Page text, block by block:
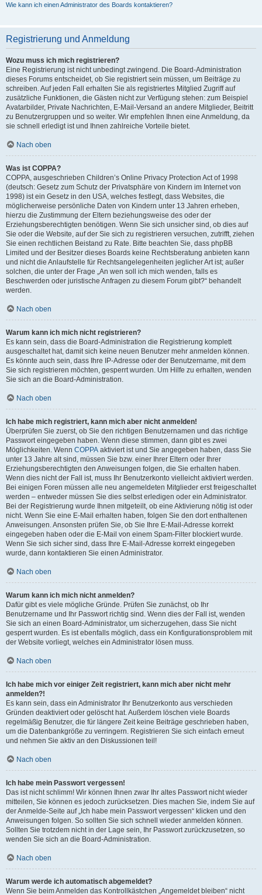
Wie kann ich einen Administrator des Boards kontaktieren?
Registrierung und Anmeldung
Wozu muss ich mich registrieren?
Eine Registrierung ist nicht unbedingt zwingend. Die Board-Administration
dieses Forums entscheidet, ob Sie registriert sein müssen, um Beiträge zu
schreiben. Auf jeden Fall erhalten Sie als registriertes Mitglied Zugriff auf
zusätzliche Funktionen, die Gästen nicht zur Verfügung stehen: zum Beispiel
Avatarbilder, Private Nachrichten, E-Mail-Versand an andere Mitglieder, Beitritt
zu Benutzergruppen und so weiter. Wir empfehlen Ihnen eine Anmeldung, da
sie schnell erledigt ist und Ihnen zahlreiche Vorteile bietet.
Nach oben
Was ist COPPA?
COPPA, ausgeschrieben Children’s Online Privacy Protection Act of 1998
(deutsch: Gesetz zum Schutz der Privatsphäre von Kindern im Internet von
1998) ist ein Gesetz in den USA, welches festlegt, dass Websites, die
möglicherweise persönliche Daten von Kindern unter 13 Jahren erheben,
hierzu die Zustimmung der Eltern beziehungsweise des oder der
Erziehungsberechtigten benötigen. Wenn Sie sich unsicher sind, ob dies auf
Sie oder die Website, auf der Sie sich zu registrieren versuchen, zutrifft, ziehen
Sie einen rechtlichen Beistand zu Rate. Bitte beachten Sie, dass phpBB
Limited und der Besitzer dieses Boards keine Rechtsberatung anbieten kann
und nicht die Anlaufstelle für Rechtsangelegenheiten jeglicher Art ist; außer
solchen, die unter der Frage „An wen soll ich mich wenden, falls es
Beschwerden oder juristische Anfragen zu diesem Forum gibt?“ behandelt
werden.
Nach oben
Warum kann ich mich nicht registrieren?
Es kann sein, dass die Board-Administration die Registrierung komplett
ausgeschaltet hat, damit sich keine neuen Benutzer mehr anmelden können.
Es könnte auch sein, dass Ihre IP-Adresse oder der Benutzername, mit dem
Sie sich registrieren möchten, gesperrt wurden. Um Hilfe zu erhalten, wenden
Sie sich an die Board-Administration.
Nach oben
Ich habe mich registriert, kann mich aber nicht anmelden!
Überprüfen Sie zuerst, ob Sie den richtigen Benutzernamen und das richtige
Passwort eingegeben haben. Wenn diese stimmen, dann gibt es zwei
Möglichkeiten. Wenn COPPA aktiviert ist und Sie angegeben haben, dass Sie
unter 13 Jahre alt sind, müssen Sie bzw. einer Ihrer Eltern oder Ihrer
Erziehungsberechtigten den Anweisungen folgen, die Sie erhalten haben.
Wenn dies nicht der Fall ist, muss Ihr Benutzerkonto vielleicht aktiviert werden.
Bei einigen Foren müssen alle neu angemeldeten Mitglieder erst freigeschaltet
werden – entweder müssen Sie dies selbst erledigen oder ein Administrator.
Bei der Registrierung wurde Ihnen mitgeteilt, ob eine Aktivierung nötig ist oder
nicht. Wenn Sie eine E-Mail erhalten haben, folgen Sie den dort enthaltenen
Anweisungen. Ansonsten prüfen Sie, ob Sie Ihre E-Mail-Adresse korrekt
eingegeben haben oder die E-Mail von einem Spam-Filter blockiert wurde.
Wenn Sie sich sicher sind, dass Ihre E-Mail-Adresse korrekt eingegeben
wurde, dann kontaktieren Sie einen Administrator.
Nach oben
Warum kann ich mich nicht anmelden?
Dafür gibt es viele mögliche Gründe. Prüfen Sie zunächst, ob Ihr
Benutzername und Ihr Passwort richtig sind. Wenn dies der Fall ist, wenden
Sie sich an einen Board-Administrator, um sicherzugehen, dass Sie nicht
gesperrt wurden. Es ist ebenfalls möglich, dass ein Konfigurationsproblem mit
der Website vorliegt, welches ein Administrator lösen muss.
Nach oben
Ich habe mich vor einiger Zeit registriert, kann mich aber nicht mehr
anmelden?!
Es kann sein, dass ein Administrator Ihr Benutzerkonto aus verschieden
Gründen deaktiviert oder gelöscht hat. Außerdem löschen viele Boards
regelmäßig Benutzer, die für längere Zeit keine Beiträge geschrieben haben,
um die Datenbankgröße zu verringern. Registrieren Sie sich einfach erneut
und nehmen Sie aktiv an den Diskussionen teil!
Nach oben
Ich habe mein Passwort vergessen!
Das ist nicht schlimm! Wir können Ihnen zwar Ihr altes Passwort nicht wieder
mitteilen, Sie können es jedoch zurücksetzen. Dies machen Sie, indem Sie auf
der Anmelde-Seite auf „Ich habe mein Passwort vergessen“ klicken und den
Anweisungen folgen. So sollten Sie sich schnell wieder anmelden können.
Sollten Sie trotzdem nicht in der Lage sein, Ihr Passwort zurückzusetzen, so
wenden Sie sich an die Board-Administration.
Nach oben
Warum werde ich automatisch abgemeldet?
Wenn Sie beim Anmelden das Kontrollkästchen „Angemeldet bleiben“ nicht